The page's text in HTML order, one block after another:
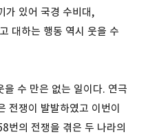
가 있어 국경 수비대,
대하는 행동 역시 웃을 수
수 만은 없는 일이다. 연극
전쟁이 발발하였고 이번이
번의 전쟁을 겪은 두 나라의